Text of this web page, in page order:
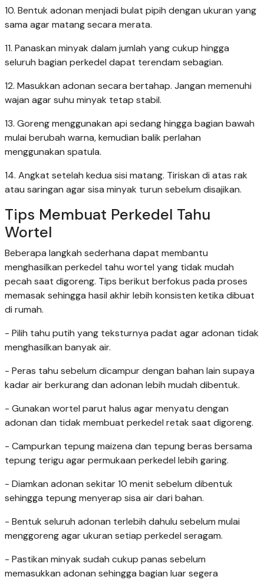
10. Bentuk adonan menjadi bulat pipih dengan ukuran yang
sama agar matang secara merata.
11. Panaskan minyak dalam jumlah yang cukup hingga
seluruh bagian perkedel dapat terendam sebagian.
12. Masukkan adonan secara bertahap. Jangan memenuhi
wajan agar suhu minyak tetap stabil.
13. Goreng menggunakan api sedang hingga bagian bawah
mulai berubah warna, kemudian balik perlahan
menggunakan spatula.
14. Angkat setelah kedua sisi matang. Tiriskan di atas rak
atau saringan agar sisa minyak turun sebelum disajikan.
Tips Membuat Perkedel Tahu
Wortel
Beberapa langkah sederhana dapat membantu
menghasilkan perkedel tahu wortel yang tidak mudah
pecah saat digoreng. Tips berikut berfokus pada proses
memasak sehingga hasil akhir lebih konsisten ketika dibuat
di rumah.
- Pilih tahu putih yang teksturnya padat agar adonan tidak
menghasilkan banyak air.
- Peras tahu sebelum dicampur dengan bahan lain supaya
kadar air berkurang dan adonan lebih mudah dibentuk.
- Gunakan wortel parut halus agar menyatu dengan
adonan dan tidak membuat perkedel retak saat digoreng.
- Campurkan tepung maizena dan tepung beras bersama
tepung terigu agar permukaan perkedel lebih garing.
- Diamkan adonan sekitar 10 menit sebelum dibentuk
sehingga tepung menyerap sisa air dari bahan.
- Bentuk seluruh adonan terlebih dahulu sebelum mulai
menggoreng agar ukuran setiap perkedel seragam.
- Pastikan minyak sudah cukup panas sebelum
memasukkan adonan sehingga bagian luar segera